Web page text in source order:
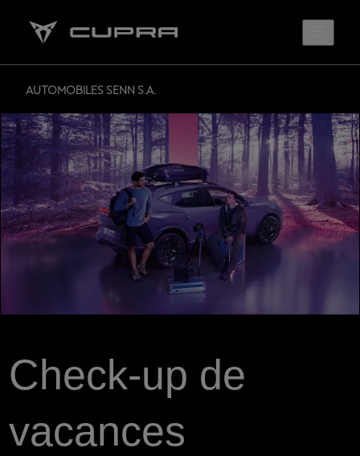
AUTOMOBILES SENN S.A.
Check-up de
vacances